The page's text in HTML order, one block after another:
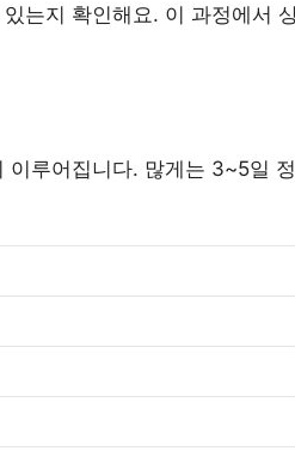
는지 확인해요. 이 과정에서
이루어집니다. 많게는 3~5일